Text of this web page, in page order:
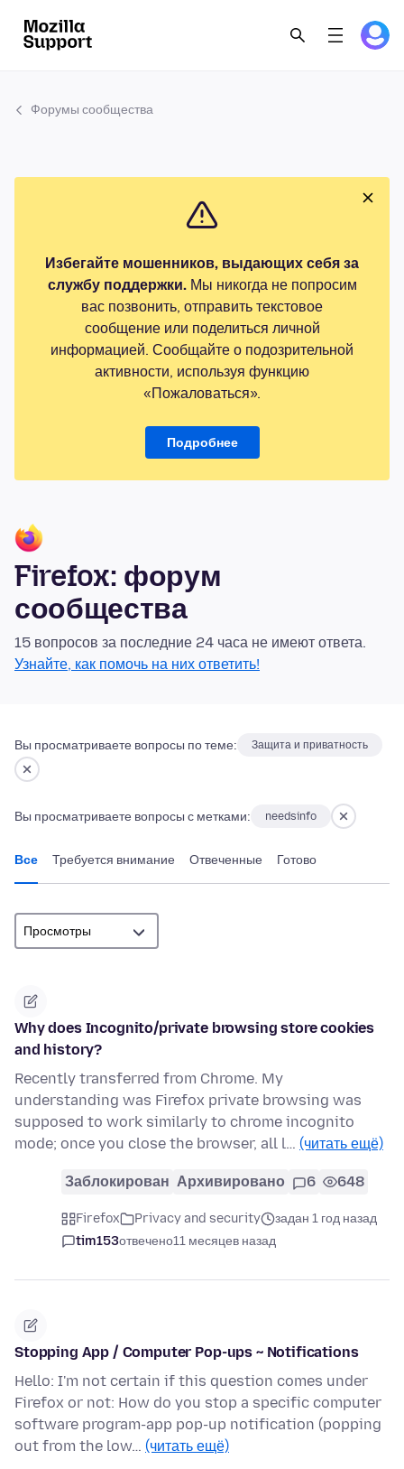
Форумы сообщества
Избегайте мошенников, выдающих себя за
службу поддержки.Мы никогда не попросим
вас позвонить, отправить текстовое
сообщение или поделиться личной
информацией. Сообщайте о подозрительной
активности, используя функцию
«Пожаловаться».
Подробнее
Firefox: форум
сообщества
15 вопросов за последние 24 часа не имеют ответа.
Узнайте, как помочь на них ответить!
Вы просматриваете вопросы по теме: Защита и приватность
Вы просматриваете вопросы с метками: needsinfo
Все Требуется внимание Отвеченные Готово
Why does Incognito/private browsing store cookies
and history?
Recently transferred from Chrome. My
understanding was Firefox private browsing was
supposed to work similarly to chrome incognito
mode; once you close the browser, all l… (читать ещё)
Заблокирован Архивировано 6 648
Firefox Privacy and security
задан 1 год назад
tim153отвечено11 месяцев назад
Stopping App / Computer Pop-ups ~ Notifications
Hello: I'm not certain if this question comes under
Firefox or not: How do you stop a specific computer
software program-app pop-up notification (popping
out from the low… (читать ещё)